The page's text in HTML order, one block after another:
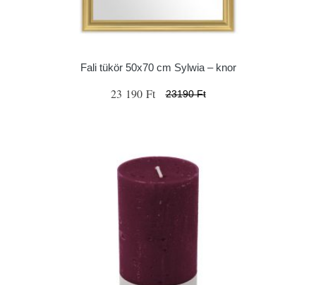
Fali tükör 50x70 cm Sylwia – knor
23 190 Ft 23190 Ft